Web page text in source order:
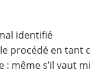
identifié
procédé en tant
même s’il vaut